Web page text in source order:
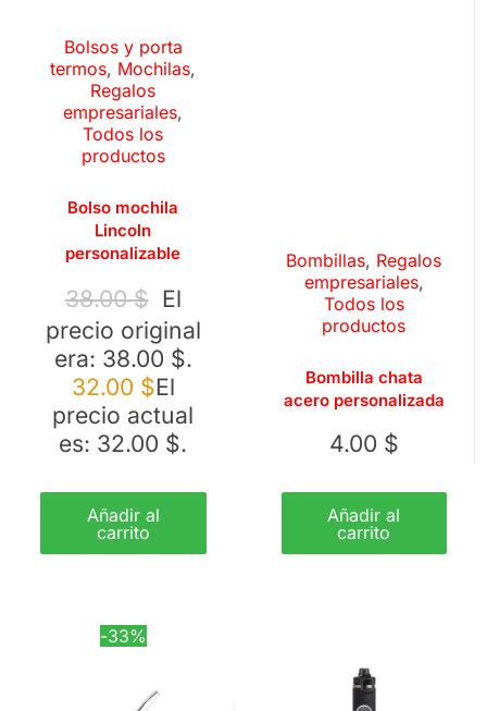
Bolsos y porta
termos, Mochilas,
Regalos
empresariales,
Todos los
productos
Bolso mochila
Lincoln
personalizable
38.00$ El
precio original
era: 38.00 $.
32.00 $El
precio actual
es: 32.00 $.
Añadir al
carrito
Bombillas, Regalos
empresariales,
Todos los
productos
Bombilla chata
acero personalizada
4.00 $
Añadir al
carrito
-33%